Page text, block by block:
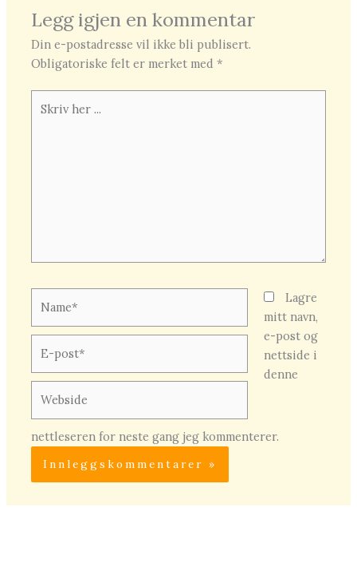
Legg igjen en kommentar
Din e-postadresse vil ikke bli publisert.
Obligatoriske felt er merket med*
her
post*
Lagre
mitt navn,
e-post og
nettside i
denne
nettleseren for neste gang jeg kommenterer.